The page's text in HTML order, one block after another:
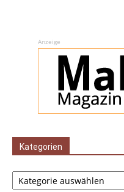
Anzeige
Kategorien
Kategorien